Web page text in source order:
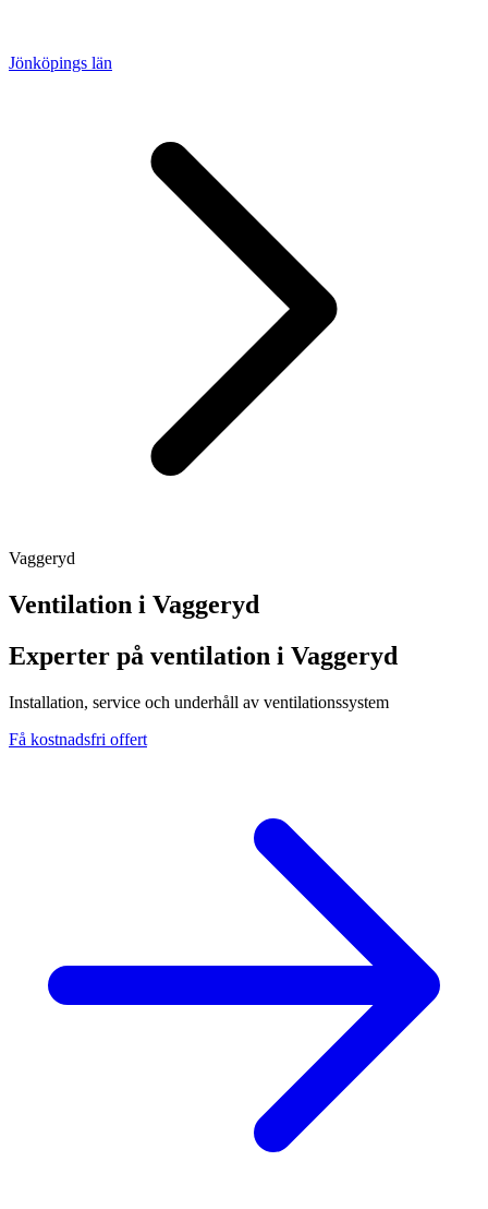
Jönköpings län
Vaggeryd
Ventilation i Vaggeryd
Experter på ventilation i Vaggeryd
Installation, service och underhåll av ventilationssystem
Få kostnadsfri offert